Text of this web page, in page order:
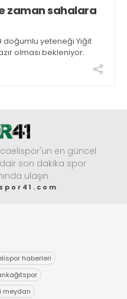
zaman sahalara
yeteneği Yiğit
olması bekleniyor.
en güncel
son dakika spor
ulaşın
haberleri
meydan